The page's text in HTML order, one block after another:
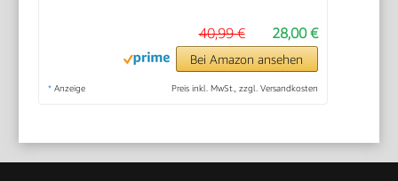
28,00 €
40,99 €
Bei Amazon ansehen
* Anzeige Preis inkl. MwSt., zzgl. Versandkosten